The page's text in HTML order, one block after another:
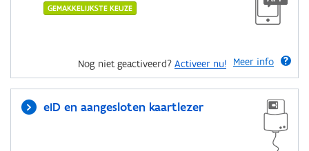
GEMAKKELIJKSTE KEUZE
Meer info
Nog niet geactiveerd? Activeer nu!
eID en aangesloten kaartlezer